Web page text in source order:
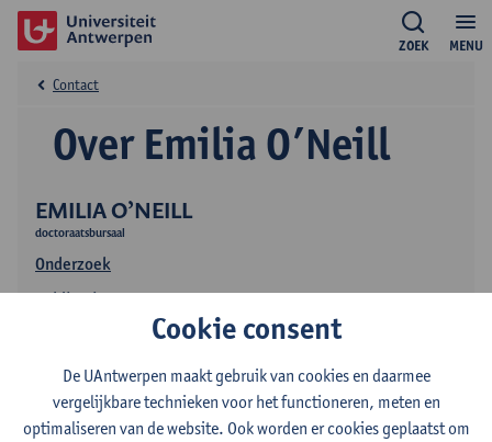
MENU
ZOEK
EMILIA O’NEILL
doctoraatsbursaal
Onderzoek
Publicaties
Over Emilia O’Neill
Contact
Cookie consent
De UAntwerpen maakt gebruik van cookies en daarmee
vergelijkbare technieken voor het functioneren, meten en
optimaliseren van de website. Ook worden er cookies geplaatst om